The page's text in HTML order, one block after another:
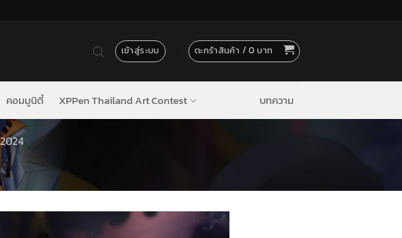
เข้าสู่ระบบ ตะกร้าสินค้า /0
คอมมูนิตี้ XPPen Thailand Art Contest บทความ